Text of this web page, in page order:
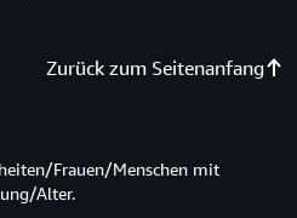
Zurück zum Seitenanfang
Frauen/Menschen mit
Alter.